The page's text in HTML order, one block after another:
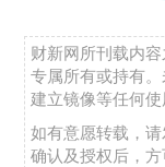
财新网所刊载内
专属所有或持有
建立镜像等任何使
如有意愿转载，
确认及授权后，方